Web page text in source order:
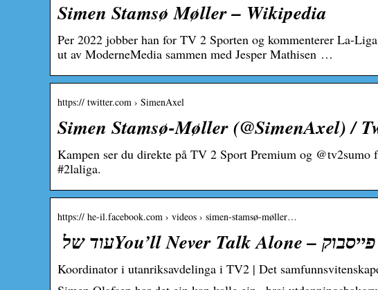
Simen Stamsø Møller – Wikipedia
Per 2022 jobber han for TV 2 Sporten og kommenterer La-
ut av ModerneMedia sammen med Jesper Mathisen …
https:// twitter.com › SimenAxel
Simen Stamsø-Møller (@SimenAxel) /
Kampen ser du direkte på TV 2 Sport Premium og
#2laliga.
https:// he-il.facebook.com › videos › simen-stamsø-møller…
עוד של ‏‎You’ll Never Talk Alone – פייסבוק
Koordinator i utanriksavdelinga i TV2 | Det